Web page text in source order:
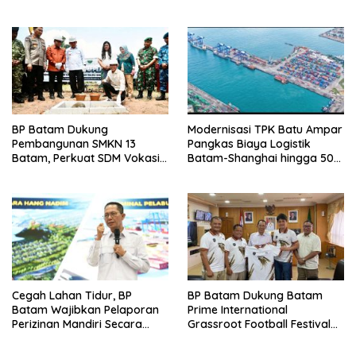
BP Batam Dukung
Pembangunan SMKN 13
Batam, Perkuat SDM Vokasi
Modernisasi TPK Batu Ampar
Pangkas Biaya Logistik
Batam-Shanghai hingga 50
Cegah Lahan Tidur, BP
Batam Wajibkan Pelaporan
Perizinan Mandiri Secara
BP Batam Dukung Batam
Prime International
Grassroot Football Festival